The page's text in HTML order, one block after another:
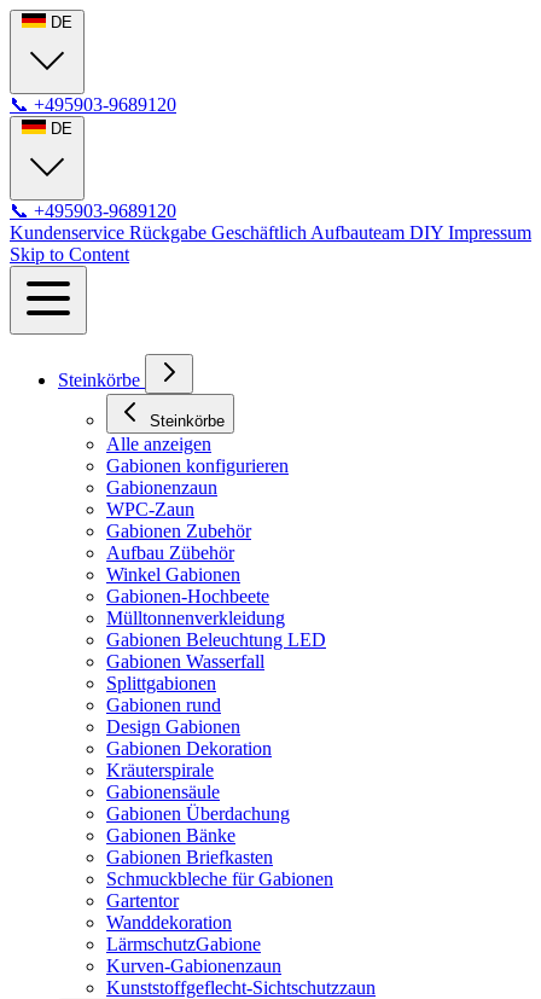
DE
📞 +495903-9689120
DE
📞 +495903-9689120
Kundenservice Rückgabe Geschäftlich Aufbauteam DIY Impressum
Skip to Content
Steinkörbe
Steinkörbe
Alle anzeigen
Gabionen konfigurieren
Gabionenzaun
WPC-Zaun
Gabionen Zubehör
Aufbau Zübehör
Winkel Gabionen
Gabionen-Hochbeete
Mülltonnenverkleidung
Gabionen Beleuchtung LED
Gabionen Wasserfall
Splittgabionen
Gabionen rund
Design Gabionen
Gabionen Dekoration
Kräuterspirale
Gabionensäule
Gabionen Überdachung
Gabionen Bänke
Gabionen Briefkasten
Schmuckbleche für Gabionen
Gartentor
Wanddekoration
LärmschutzGabione
Kurven-Gabionenzaun
Kunststoffgeflecht-Sichtschutzzaun